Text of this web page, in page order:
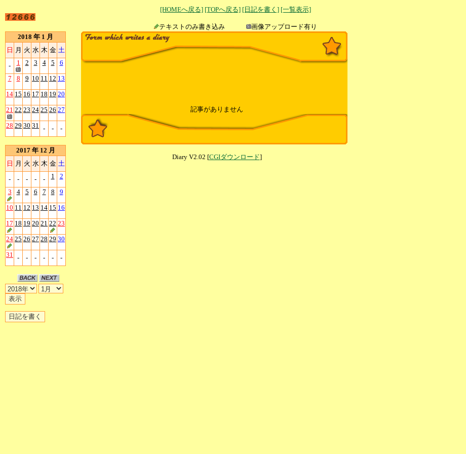
[HOMEへ戻る] [TOPへ戻る] [日記を書く] [一覧表示]
テキストのみ書き込み
画像アップロード有り
2018 年 1 月
日 月 火 水 木 金 土
- 1 2 3 4 5 6
7 8 9 10 11 12 13
14 15 16 17 18 19 20
21 22 23 24 25 26 27
28 29 30 31 - - -
2017 年 12 月
日 月 火 水 木 金 土
- - - - - 1 2
3 4 5 6 7 8 9
10 11 12 13 14 15 16
17 18 19 20 21 22 23
24 25 26 27 28 29 30
31 - - - - - -
記事がありません
Diary V2.02 [CGIダウンロード]